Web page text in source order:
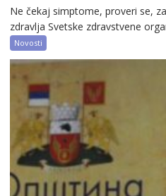
Ne čekaj simptome, proveri se,
zdravlja Svetske zdravstvene
Novosti